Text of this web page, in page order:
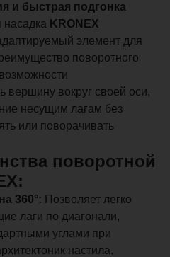
и быстрая подгонка
насадка KRONEX
элемент для
поворотного
вершину вокруг своей оси,
несущим лагам без
или поворачивать
поворотной
360°: Позволяет легко
лаги по диагонали,
углами при
настила.